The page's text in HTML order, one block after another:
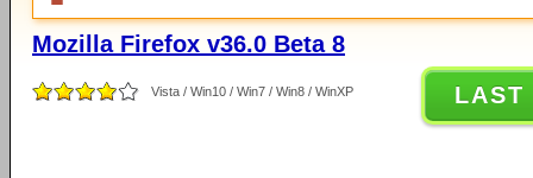
Mozilla Firefox v36.0 Beta 8
Vista / Win10 / Win7 / Win8 / WinXP LAST